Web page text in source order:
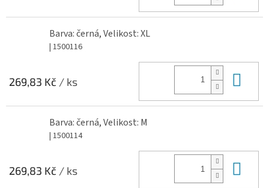
Barva: černá, Velikost: XL
| 1500116
269,83 Kč / ks
Barva: černá, Velikost: M
| 1500114
269,83 Kč / ks